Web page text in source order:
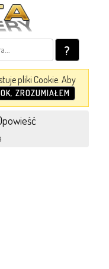
?
pliki Cookie. Aby
OK, ZROZUMIAŁEM